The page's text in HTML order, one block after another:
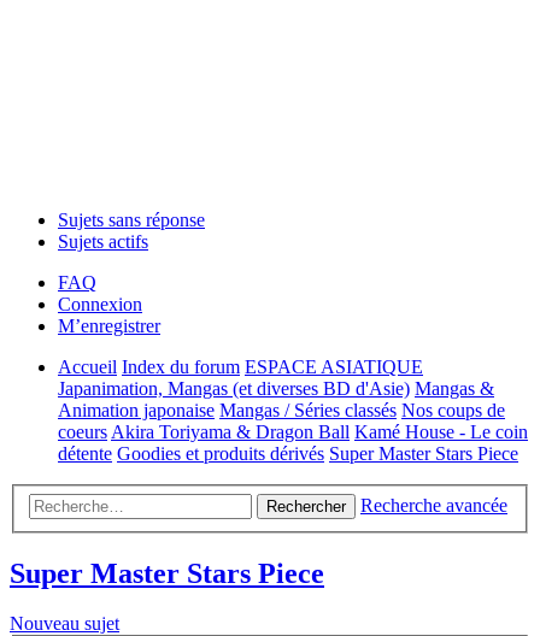
Sujets sans réponse
Sujets actifs
FAQ
Connexion
M’enregistrer
Accueil Index du forum ESPACE ASIATIQUE
Japanimation, Mangas (et diverses BD d'Asie) Mangas &
Animation japonaise Mangas / Séries classés Nos coups de
coeurs Akira Toriyama & Dragon Ball Kamé House - Le coin
détente Goodies et produits dérivés Super Master Stars Piece
Rechercher Recherche avancée
Super Master Stars Piece
Nouveau sujet